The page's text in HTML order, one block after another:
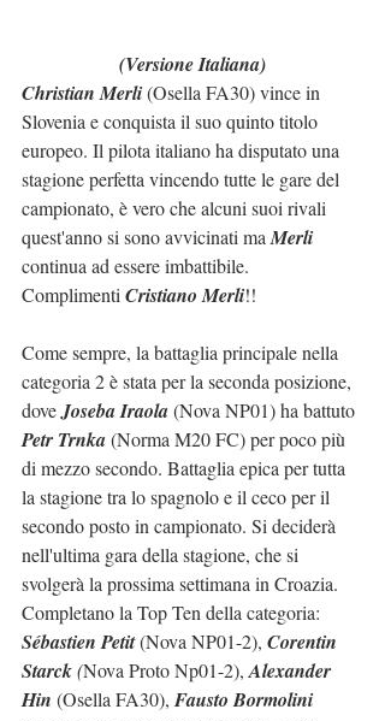
(Versione Italiana)
Christian Merli (Osella FA30) vince in
Slovenia e conquista il suo quinto titolo
europeo. Il pilota italiano ha disputato una
stagione perfetta vincendo tutte le gare del
campionato, è vero che alcuni suoi rivali
quest'anno si sono avvicinati ma Merli
continua ad essere imbattibile.
Complimenti Cristiano Merli!!
Come sempre, la battaglia principale nella
categoria 2 è stata per la seconda posizione,
dove Joseba Iraola (Nova NP01) ha battuto
Petr Trnka (Norma M20 FC) per poco più
di mezzo secondo. Battaglia epica per tutta
la stagione tra lo spagnolo e il ceco per il
secondo posto in campionato. Si deciderà
nell'ultima gara della stagione, che si
svolgerà la prossima settimana in Croazia.
Completano la Top Ten della categoria:
Sébastien Petit (Nova NP01-2), Corentin
Starck (Nova Proto Np01-2), Alexander
Hin (Osella FA30), Fausto Bormolini